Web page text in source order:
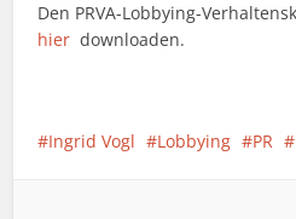
Den PRVA-Lobbying-
hier downloaden.
Ingrid Vogl Lobbying PR